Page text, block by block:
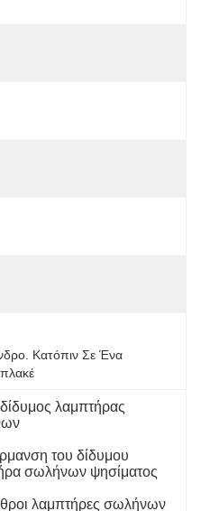
Κατόπιν Σε Ένα
λαμπτήρας
του δίδυμου
σωλήνων ψησίματος
λαμπτήρες σωλήνων